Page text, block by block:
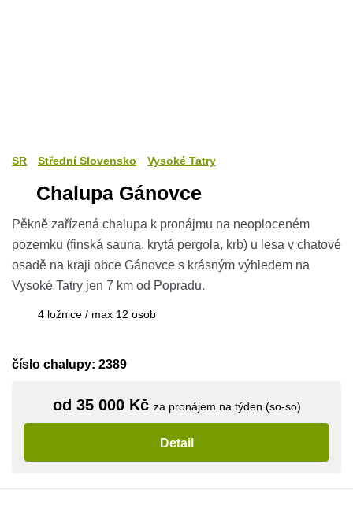
SR Střední Slovensko Vysoké Tatry
Chalupa Gánovce
Pěkně zařízená chalupa k pronájmu na neoploceném
pozemku (finská sauna, krytá pergola, krb) u lesa v chatové
osadě na kraji obce Gánovce s krásným výhledem na
Vysoké Tatry jen 7 km od Popradu.
4 ložnice / max 12 osob
číslo chalupy: 2389
od 35 000 Kč za pronájem na týden (so-so)
Detail